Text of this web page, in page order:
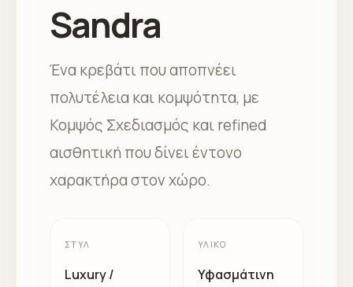
Sandra
Ένα κρεβάτι που αποπνέει
πολυτέλεια και κομψότητα, με
Κομψός Σχεδιασμός και refined
αισθητική που δίνει έντονο
χαρακτήρα στον χώρο.
ΣΤΥΛ
Luxury /
ΥΛΙΚΌ
Υφασμάτινη